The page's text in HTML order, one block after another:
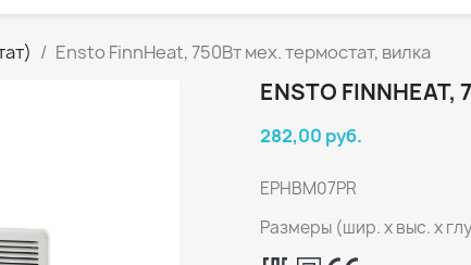
Ensto FinnHeat, 750Вт мех. термостат, вилка
ENSTO
282,00 руб.
EPHBM07PR
Размеры (шир. х выс. х